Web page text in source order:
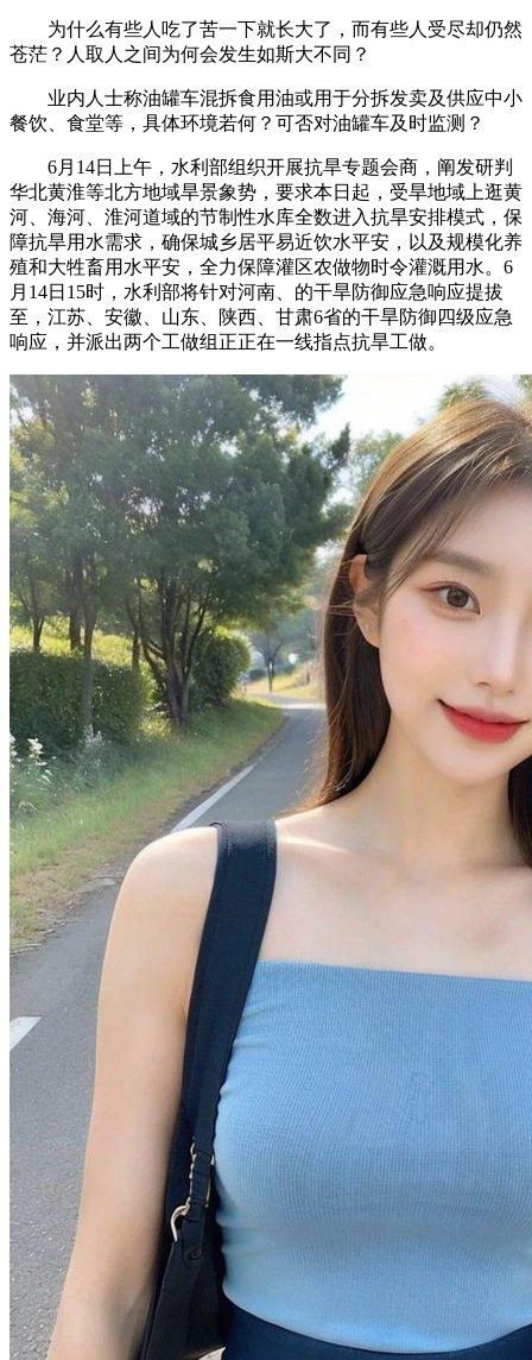
为什么有些人吃了苦一下就长大了，而有些人受尽却仍然
苍茫？人取人之间为何会发生如斯大不同？
业内人士称油罐车混拆食用油或用于分拆发卖及供应中小
餐饮、食堂等，具体环境若何？可否对油罐车及时监测？
6月14日上午，水利部组织开展抗旱专题会商，阐发研判
华北黄淮等北方地域旱景象势，要求本日起，受旱地域上逛黄
河、海河、淮河道域的节制性水库全数进入抗旱安排模式，保
障抗旱用水需求，确保城乡居平易近饮水平安，以及规模化养
殖和大牲畜用水平安，全力保障灌区农做物时令灌溉用水。6
月14日15时，水利部将针对河南、的干旱防御应急响应提拔
至，江苏、安徽、山东、陕西、甘肃6省的干旱防御四级应急
响应，并派出两个工做组正正在一线指点抗旱工做。